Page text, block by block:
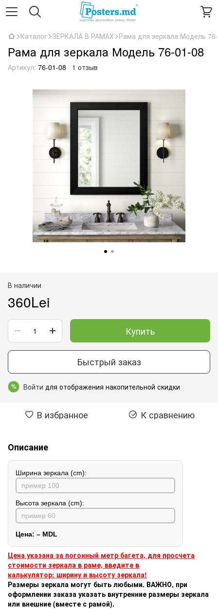
Каталог ЗЕРКАЛА В РАМАХ Рама для зеркала Модель
Рама для зеркала Модель 76-01-08
Артикул: 76-01-08 1 отзыв
В наличии
360Lei
Купить
Быстрый заказ
% Войти для отображения накопительной скидки
В избранное К сравнению
Описание
Ширина зеркала (cm):
Высота зеркала (cm):
Цена: – MDL
Цена указана за погонный метр багета, для просчета
стоимости зеркала в раме, введите в
калькулятор: ширину и высоту зеркала!
Размеры зеркала могут быть любыми. ВАЖНО, при
оформлении заказа указать внутренние размеры зеркала
или внешние (вместе с рамой).